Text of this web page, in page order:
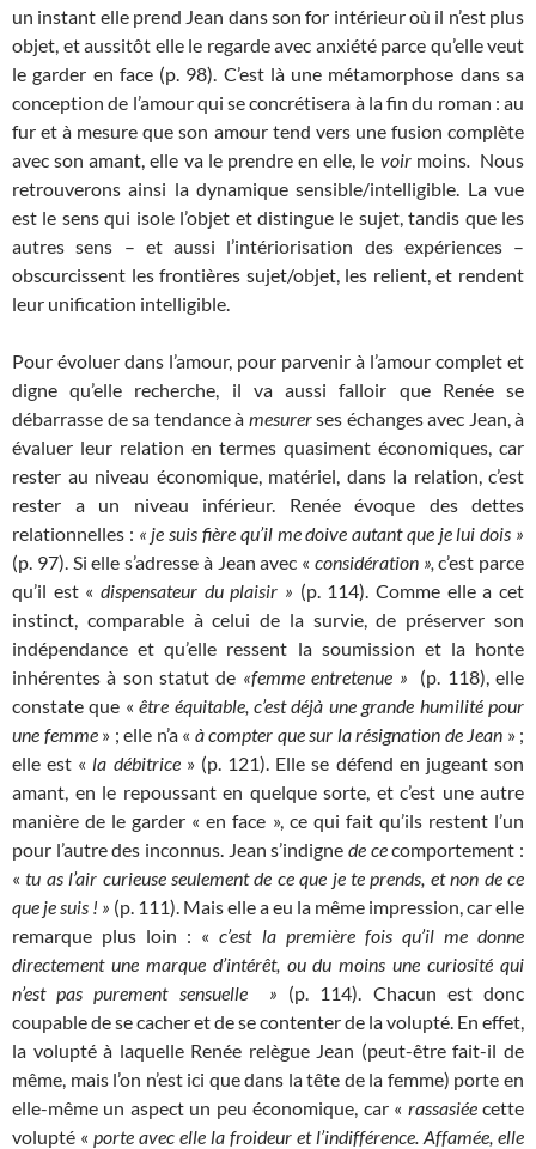
un instant elle prend Jean dans son for intérieur où il n’est plus
objet, et aussitôt elle le regarde avec anxiété parce qu’elle veut
le garder en face (p. 98). C’est là une métamorphose dans sa
conception de l’amour qui se concrétisera à la fin du roman : au
fur et à mesure que son amour tend vers une fusion complète
avec son amant, elle va le prendre en elle, le voir moins. Nous
retrouverons ainsi la dynamique sensible/intelligible. La vue
est le sens qui isole l’objet et distingue le sujet, tandis que les
autres sens – et aussi l’intériorisation des expériences –
obscurcissent les frontières sujet/objet, les relient, et rendent
leur unification intelligible.
Pour évoluer dans l’amour, pour parvenir à l’amour complet et
digne qu’elle recherche, il va aussi falloir que Renée se
débarrasse de sa tendance à mesurerses échanges avec Jean, à
évaluer leur relation en termes quasiment économiques, car
rester au niveau économique, matériel, dans la relation, c’est
rester a un niveau inférieur. Renée évoque des dettes
relationnelles : « je suis fière qu’il me doive autant que je lui dois »
(p. 97). Si elle s’adresse à Jean avec « considération »,c’est parce
qu’il est « dispensateur du plaisir » (p. 114). Comme elle a cet
instinct, comparable à celui de la survie, de préserver son
indépendance et qu’elle ressent la soumission et la honte
inhérentes à son statut de «femme entretenue »
(p. 118), elle
constate que «être équitable, c’est déjà une grande humilité pour
une femme» ; elle n’a « à compter que sur la résignation de Jean » ;
elle est « la débitrice» (p. 121). Elle se défend en jugeant son
amant, en le repoussant en quelque sorte, et c’est une autre
manière de le garder « en face », ce qui fait qu’ils restent l’un
pour l’autre des inconnus. Jean s’indigne de cecomportement :
«tu as l’air curieuseseulement de ce que je te prends, et non de ce
que je suis ! » (p. 111). Mais elle a eu la même impression, car elle
remarque plus loin : «c’est la première fois qu’il me donne
directement une marque d’intérêt, ou du moins une curiosité qui
n’est pas purement sensuelle » (p. 114). Chacun est donc
coupable de se cacher et de se contenter de la volupté. En effet,
la volupté à laquelle Renée relègue Jean (peut-être fait-il de
même, mais l’on n’est ici que dans la tête de la femme) porte en
elle-même un aspect un peu économique, car « rassasiéecette
volupté « porte avec elle la froideur et l’indifférence. Affamée, elle